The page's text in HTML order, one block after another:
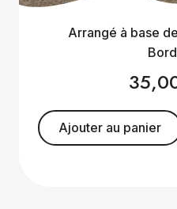
Arrangé à base
Ajouter au panier